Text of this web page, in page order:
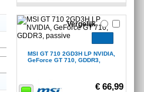
MSI GT 710 2GD3H LP NVIDIA,
GeForce GT 710, GDDR3,
€ 66,99
Vergelijk